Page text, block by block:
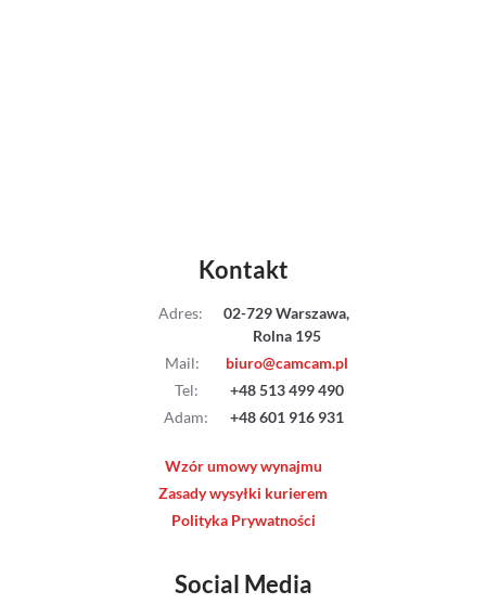
Kontakt
Adres:
02-729 Warszawa,
Rolna 195
Mail:
biuro@camcam.pl
Tel:
+48 513 499 490
Adam: +48 601 916 931
Wzór umowy wynajmu
Zasady wysyłki kurierem
Polityka Prywatności
Social Media